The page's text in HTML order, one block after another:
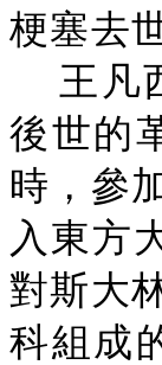
梗塞去
王凡
後世的
時，參
入東方
對斯大
科組成